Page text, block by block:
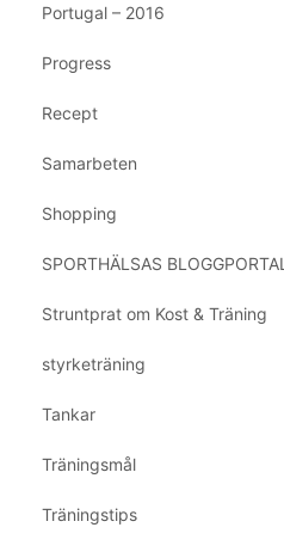
Portugal – 2016
Progress
Recept
Samarbeten
Shopping
SPORTHÄLSAS BLOGGPORTAL
Struntprat om Kost & Träning
styrketräning
Tankar
Träningsmål
Träningstips